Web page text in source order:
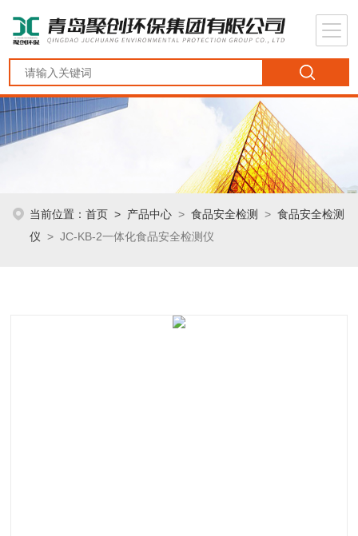
当前位置：首页 > 产品中心 >食品安全检测 >食品安全检测
仪 > JC-KB-2一体化食品安全检测仪